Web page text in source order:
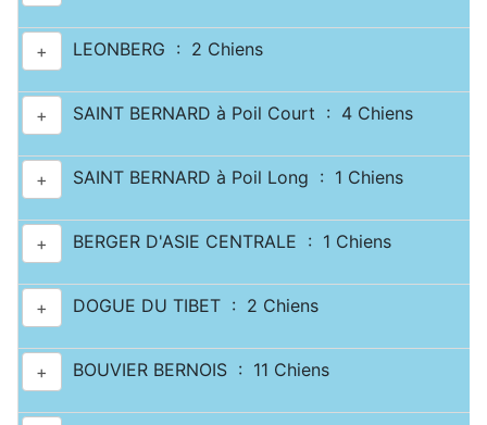
+ LEONBERG : 2 Chiens
+ SAINT BERNARD à Poil Court : 4 Chiens
+ SAINT BERNARD à Poil Long : 1 Chiens
+ BERGER D'ASIE CENTRALE : 1 Chiens
+ DOGUE DU TIBET : 2 Chiens
+ BOUVIER BERNOIS : 11 Chiens